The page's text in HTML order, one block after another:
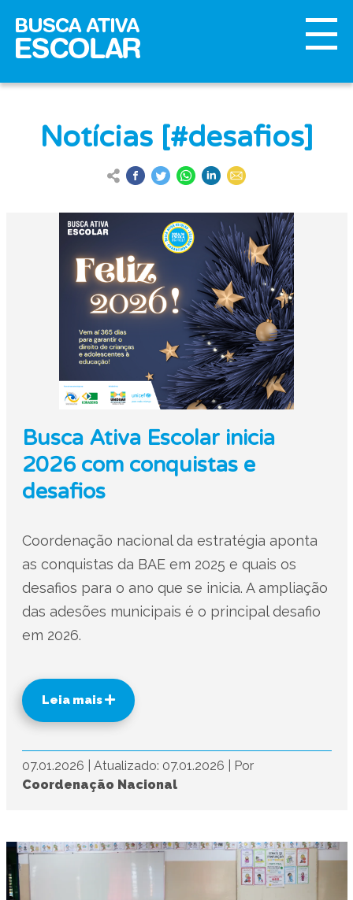
Notícias [#desafios]
Busca Ativa Escolar inicia
2026 com conquistas e
desafios
Coordenação nacional da estratégia aponta
as conquistas da BAE em 2025 e quais os
desafios para o ano que se inicia. A ampliação
das adesões municipais é o principal desafio
em 2026.
Leia mais
07.01.2026 Atualizado: 07.01.2026
Por
Coordenação Nacional